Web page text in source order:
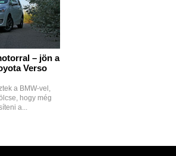
– jön a
Verso
a BMW-vel,
hogy még
a...